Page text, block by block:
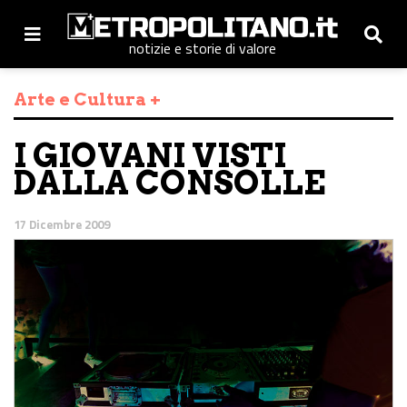
notizie e storie di valore
Arte e Cultura +
I GIOVANI VISTI
DALLA CONSOLLE
17 Dicembre 2009